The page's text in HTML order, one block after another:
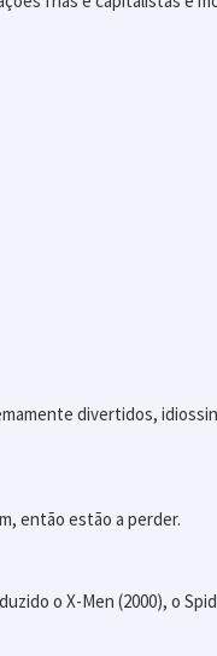
divertidos,
então estão a perder.
o X-Men (2000), o